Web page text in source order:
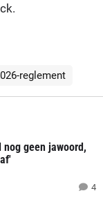
reglement
geen jawoord,
4